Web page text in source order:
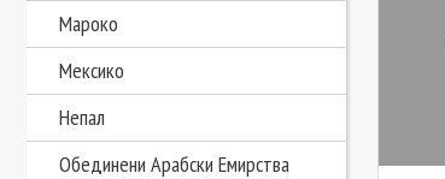
Мароко
Мексико
Непал
Обединени Арабски Емирства